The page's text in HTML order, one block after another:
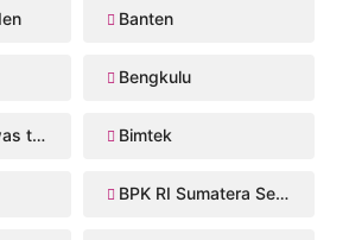
Banten
Bengkulu
Bimtek
BPK RI Sumatera Selatan